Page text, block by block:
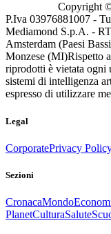
Copyright
P.Iva 03976881007 -
Mediamond S.p.A. -
Amsterdam (Paesi
Monzese (MI)Rispetto
riprodotti è vietata ogni
sistemi di intelligenza
espresso di utilizzare
Legal
CorporatePrivacy
Sezioni
CronacaMondo
PlanetCulturaSalute